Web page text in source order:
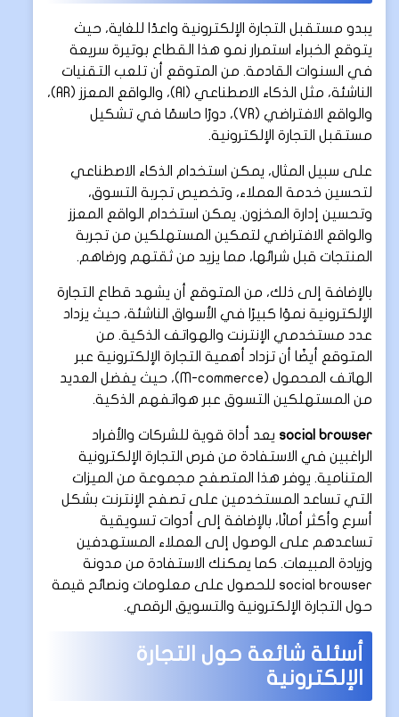
يبدو مستقبل التجارة الإلكترونية واعدًا للغاية، حيث
يتوقع الخبراء استمرار نمو هذا القطاع بوتيرة سريعة
في السنوات القادمة. من المتوقع أن تلعب التقنيات
الناشئة، مثل الذكاء الاصطناعي (AI)، والواقع المعزز (AR)،
والواقع الافتراضي (VR)، دورًا حاسمًا في تشكيل
مستقبل التجارة الإلكترونية.
على سبيل المثال، يمكن استخدام الذكاء الاصطناعي
لتحسين خدمة العملاء، وتخصيص تجربة التسوق،
وتحسين إدارة المخزون. يمكن استخدام الواقع المعزز
والواقع الافتراضي لتمكين المستهلكين من تجربة
المنتجات قبل شرائها، مما يزيد من ثقتهم ورضاهم.
بالإضافة إلى ذلك، من المتوقع أن يشهد قطاع التجارة
الإلكترونية نموًا كبيرًا في الأسواق الناشئة، حيث يزداد
عدد مستخدمي الإنترنت والهواتف الذكية. من
المتوقع أيضًا أن تزداد أهمية التجارة الإلكترونية عبر
الهاتف المحمول (M-commerce)، حيث يفضل العديد
من المستهلكين التسوق عبر هواتفهم الذكية.
social browser يعد أداة قوية للشركات والأفراد
الراغبين في الاستفادة من فرص التجارة الإلكترونية
المتنامية. يوفر هذا المتصفح مجموعة من الميزات
التي تساعد المستخدمين على تصفح الإنترنت بشكل
أسرع وأكثر أمانًا، بالإضافة إلى أدوات تسويقية
تساعدهم على الوصول إلى العملاء المستهدفين
وزيادة المبيعات. كما يمكنك الاستفادة من مدونة
social browser للحصول على معلومات ونصائح قيمة
حول التجارة الإلكترونية والتسويق الرقمي.
أسئلة شائعة حول التجارة
الإلكترونية